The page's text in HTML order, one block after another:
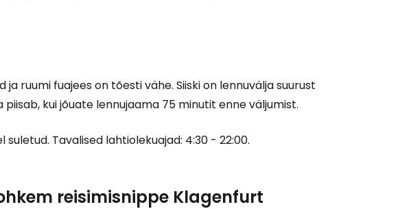
ruumi fuajees on tõesti vähe. Siiski on lennuvälja suurust
kui jõuate lennujaama 75 minutit enne väljumist.
Tavalised lahtiolekuajad: 4:30 - 22:00.
reisimisnippe Klagenfurt
Jätka Facebookiga